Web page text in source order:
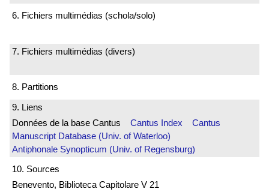
6. Fichiers multimédias (schola/solo)
7. Fichiers multimédias (divers)
8. Partitions
9. Liens
Données de la base Cantus Cantus Index
Cantus
Manuscript Database (Univ. of Waterloo)
Antiphonale Synopticum (Univ. of Regensburg)
10. Sources
Benevento, Biblioteca Capitolare V 21